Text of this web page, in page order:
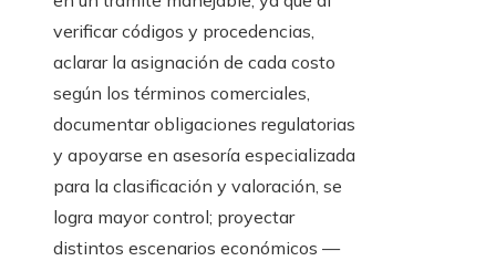
verificar códigos y procedencias,
aclarar la asignación de cada costo
según los términos comerciales,
documentar obligaciones regulatorias
y apoyarse en asesoría especializada
para la clasificación y valoración, se
logra mayor control; proyectar
distintos escenarios económicos —